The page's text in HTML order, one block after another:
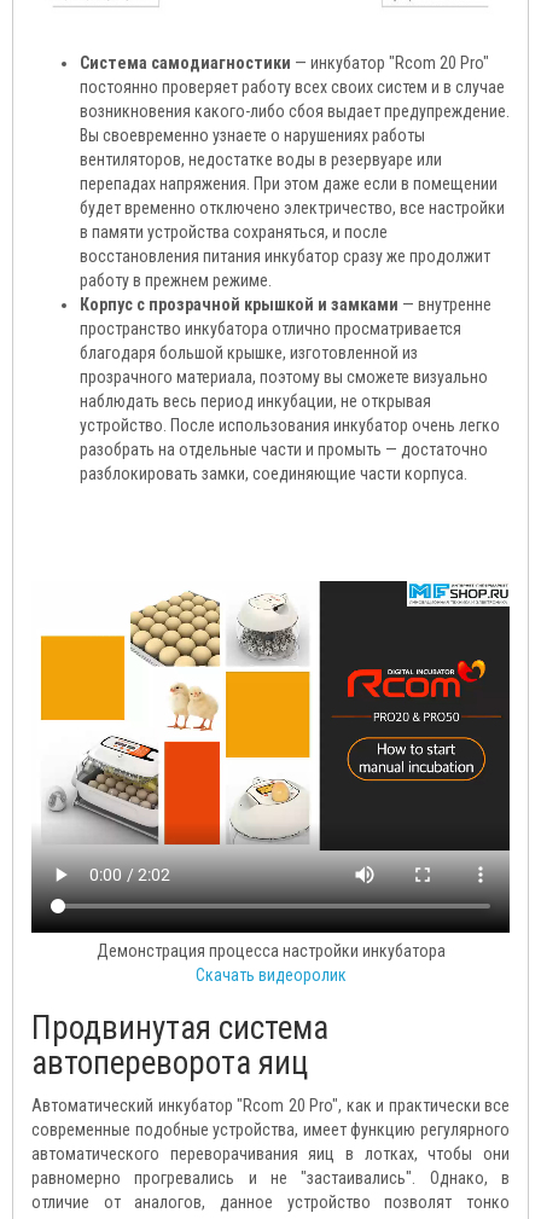
Система самодиагностики — инкубатор "Rcom 20 Pro"
постоянно проверяет работу всех своих систем и в случае
возникновения какого-либо сбоя выдает предупреждение.
Вы своевременно узнаете о нарушениях работы
вентиляторов, недостатке воды в резервуаре или
перепадах напряжения. При этом даже если в помещении
будет временно отключено электричество, все настройки
в памяти устройства сохраняться, и после
восстановления питания инкубатор сразу же продолжит
работу в прежнем режиме.
Корпус с прозрачной крышкой и замками — внутренне
пространство инкубатора отлично просматривается
благодаря большой крышке, изготовленной из
прозрачного материала, поэтому вы сможете визуально
наблюдать весь период инкубации, не открывая
устройство. После использования инкубатор очень легко
разобрать на отдельные части и промыть — достаточно
разблокировать замки, соединяющие части корпуса.
Демонстрация процесса настройки инкубатора
Скачать видеоролик
Продвинутая система
автопереворота яиц
Автоматический инкубатор "Rcom 20 Pro", как и практически все
современные подобные устройства, имеет функцию регулярного
автоматического переворачивания яиц в лотках, чтобы они
равномерно прогревались и не "застаивались". Однако, в
отличие от аналогов, данное устройство позволят тонко